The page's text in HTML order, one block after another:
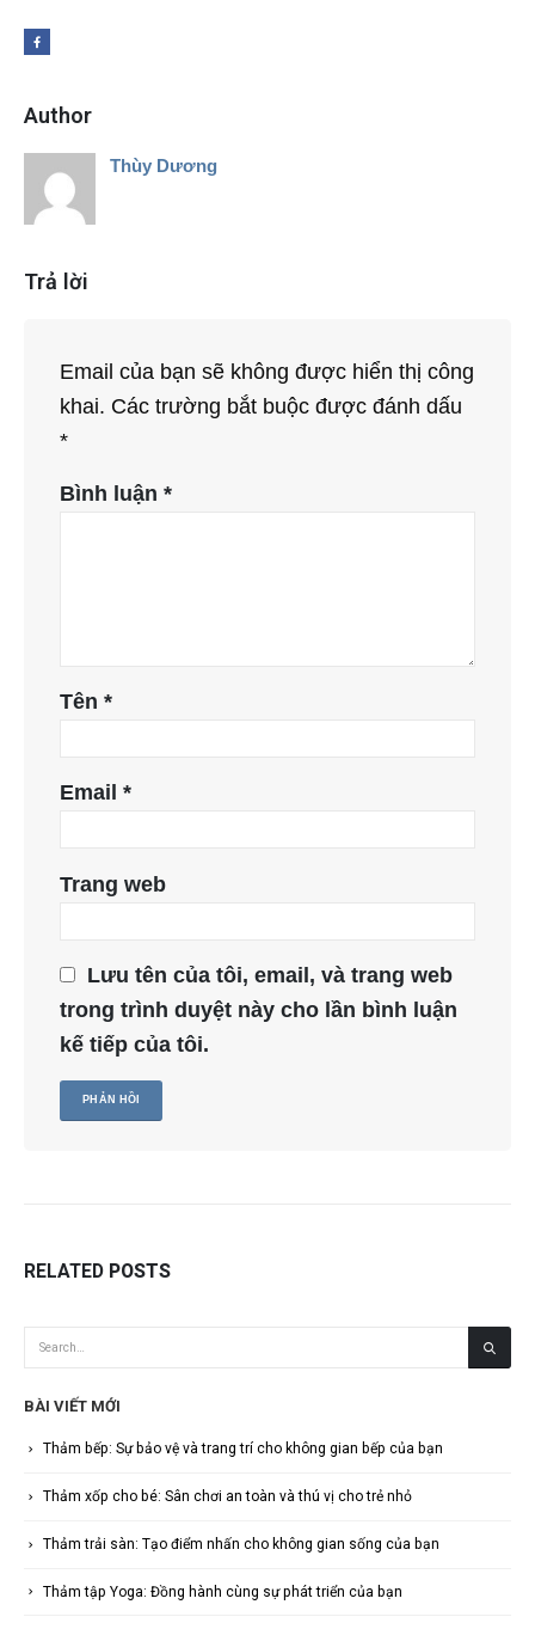
Author
Thùy Dương
Trả lời
Email của bạn sẽ không được hiển thị công
khai. Các trường bắt buộc được đánh dấu
*
Bình luận *
Tên *
Email *
Trang web
Lưu tên của tôi, email, và trang web
trong trình duyệt này cho lần bình luận
kế tiếp của tôi.
RELATED POSTS
BÀI VIẾT MỚI
Thảm bếp: Sự bảo vệ và trang trí cho không gian bếp của bạn
Thảm xốp cho bé: Sân chơi an toàn và thú vị cho trẻ nhỏ
Thảm trải sàn: Tạo điểm nhấn cho không gian sống của bạn
Thảm tập Yoga: Đồng hành cùng sự phát triển của bạn